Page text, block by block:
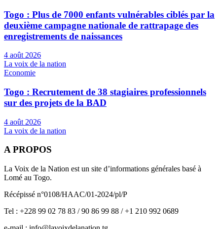
Togo : Plus de 7000 enfants vulnérables ciblés par la
deuxième campagne nationale de rattrapage des
enregistrements de naissances
4 août 2026
La voix de la nation
Economie
Togo : Recrutement de 38 stagiaires professionnels
sur des projets de la BAD
4 août 2026
La voix de la nation
A PROPOS
La Voix de la Nation est un site d’informations générales basé à
Lomé au Togo.
Récépissé n°0108/HAAC/01-2024/pl/P
Tel : +228 99 02 78 83 / 90 86 99 88 / +1 210 992 0689